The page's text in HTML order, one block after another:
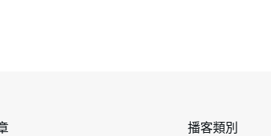
播客類別